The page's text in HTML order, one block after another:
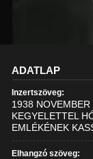
ADATLAP
Inzertszöveg:
1938
KEGYELETTEL
EMLÉKÉNEK
Elhangzó szöveg: